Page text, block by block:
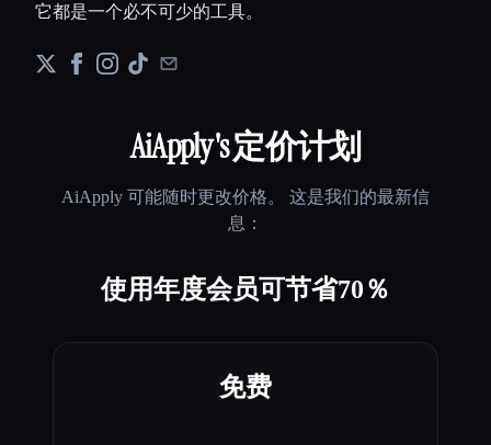
它都是一个必不可少的工具。
AiApply's 定价计划
AiApply 可能随时更改价格。 这是我们的最新信
息：
使用年度会员可节省70％
免费